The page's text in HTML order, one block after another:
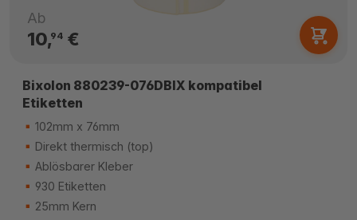
Ab
10,94€
Bixolon 880239-076DBIX kompatibel
Etiketten
102mm x 76mm
Direkt thermisch (top)
Ablösbarer Kleber
930 Etiketten
25mm Kern